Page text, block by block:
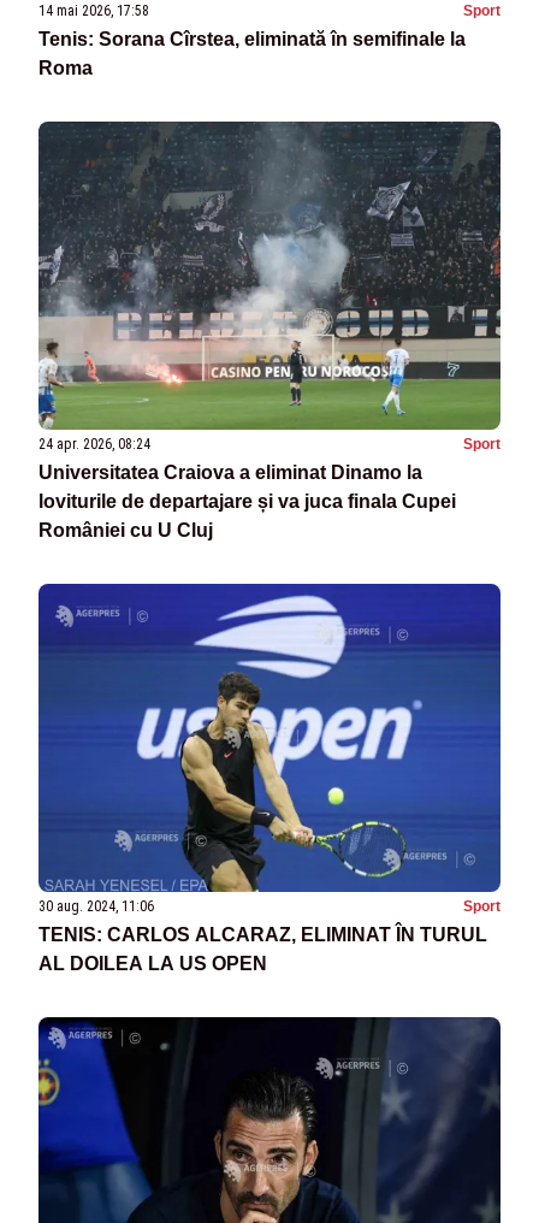
14 mai 2026, 17:58 Sport
Tenis: Sorana Cîrstea, eliminată în semifinale la
Roma
24 apr. 2026, 08:24 Sport
Universitatea Craiova a eliminat Dinamo la
loviturile de departajare și va juca finala Cupei
României cu U Cluj
30 aug. 2024, 11:06 Sport
TENIS: CARLOS ALCARAZ, ELIMINAT ÎN TURUL
AL DOILEA LA US OPEN